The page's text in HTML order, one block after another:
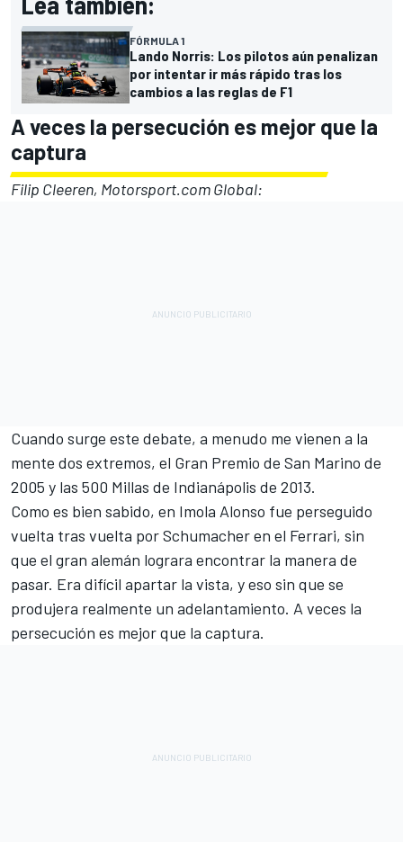
FÓRMULA 1
Lando Norris: Los pilotos aún penalizan
por intentar ir más rápido tras los
cambios a las reglas de F1
A veces la persecución es mejor que la
captura
Filip Cleeren, Motorsport.com Global:
Cuando surge este debate, a menudo me vienen a la
mente dos extremos, el Gran Premio de San Marino de
2005 y las 500 Millas de Indianápolis de 2013.
Como es bien sabido, en Imola Alonso fue perseguido
vuelta tras vuelta por Schumacher en el Ferrari, sin
que el gran alemán lograra encontrar la manera de
pasar. Era difícil apartar la vista, y eso sin que se
produjera realmente un adelantamiento. A veces la
persecución es mejor que la captura.